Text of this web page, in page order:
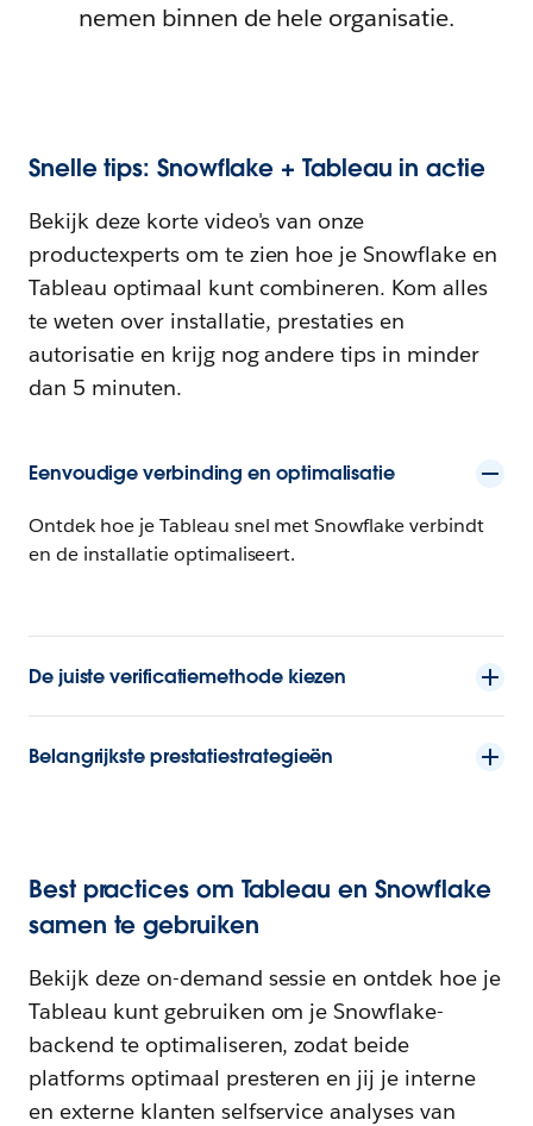
nemen binnen de hele organisatie.
Snelle tips: Snowflake + Tableau in actie
Bekijk deze korte video's van onze
productexperts om te zien hoe je Snowflake en
Tableau optimaal kunt combineren. Kom alles
te weten over installatie, prestaties en
autorisatie en krijg nog andere tips in minder
dan 5 minuten.
Eenvoudige verbinding en optimalisatie
Ontdek hoe je Tableau snel met Snowflake verbindt
en de installatie optimaliseert.
De juiste verificatiemethode kiezen
Belangrijkste prestatiestrategieën
Best practices om Tableau en Snowflake
samen te gebruiken
Bekijk deze on-demand sessie en ontdek hoe je
Tableau kunt gebruiken om je Snowflake-
backend te optimaliseren, zodat beide
platforms optimaal presteren en jij je interne
en externe klanten selfservice analyses van